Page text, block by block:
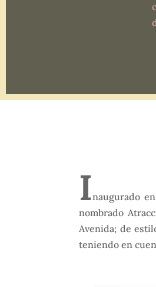
Inaugurado
nombrado
Avenida; de
teniendo en